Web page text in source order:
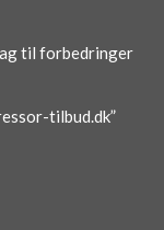
til forbedringer
tilbud.dk”